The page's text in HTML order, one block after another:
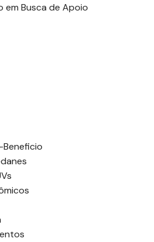
em Busca de Apoio